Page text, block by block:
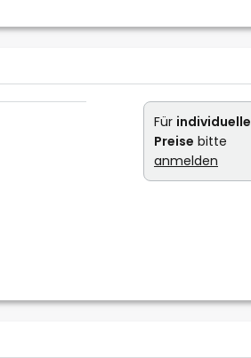
Für individuelle
Preise bitte
anmelden